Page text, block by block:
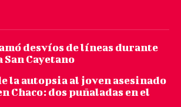
desvíos de líneas durante
Cayetano
la autopsia al joven asesinado
Chaco: dos puñaladas en el